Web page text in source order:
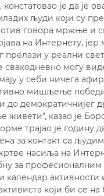
је да је
људи који су
говора мржње и
на Интернету,
прелази у реални
свакодневно могу
у себи ничега
мишљење
до демократичнијег
живети", казао је
трајао је годину
за контакт са
насиља на
за професионалним
и календар активности
који би се на